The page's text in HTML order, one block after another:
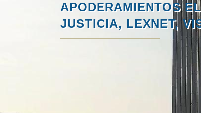
APODERAMIENTOS
JUSTICIA, LEXNET,